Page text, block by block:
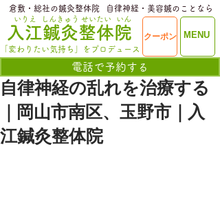
ME
​入江鍼灸整体院
いりえ
MENU
クーポン
電話で予約する
せいたい
しんきゅう いん
「変わりたい気持ち」をプロデュース
​倉敷・総社の鍼灸整体院 ​自律神経・美容鍼のことなら
自律神経の乱れを治療する
｜岡山市南区、玉野市｜入
江鍼灸整体院